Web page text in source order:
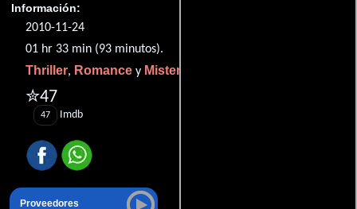
Información:
2010-11-24
01 hr 33 min (93 minutos).
Thriller, Romance y Misterio
✮47
47 Imdb
Proveedores